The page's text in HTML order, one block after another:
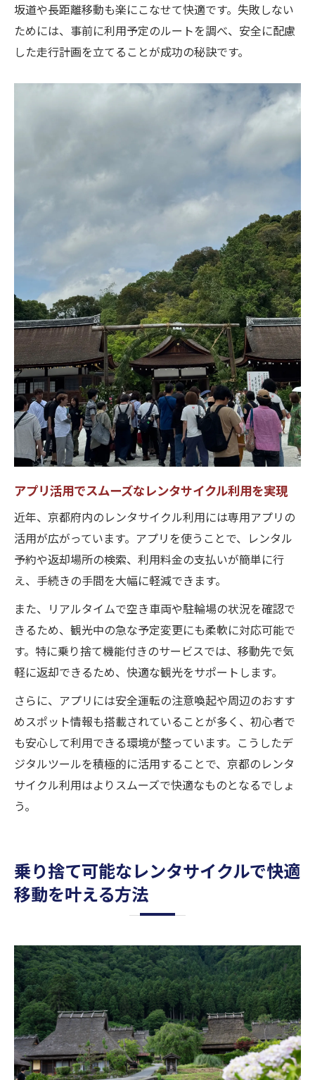
坂道や長距離移動も楽にこなせて快適です。失敗しない
ためには、事前に利用予定のルートを調べ、安全に配慮
した走行計画を立てることが成功の秘訣です。
アプリ活用でスムーズなレンタサイクル利用を実現
近年、京都府内のレンタサイクル利用には専用アプリの
活用が広がっています。アプリを使うことで、レンタル
予約や返却場所の検索、利用料金の支払いが簡単に行
え、手続きの手間を大幅に軽減できます。
また、リアルタイムで空き車両や駐輪場の状況を確認で
きるため、観光中の急な予定変更にも柔軟に対応可能で
す。特に乗り捨て機能付きのサービスでは、移動先で気
軽に返却できるため、快適な観光をサポートします。
さらに、アプリには安全運転の注意喚起や周辺のおすす
めスポット情報も搭載されていることが多く、初心者で
も安心して利用できる環境が整っています。こうしたデ
ジタルツールを積極的に活用することで、京都のレンタ
サイクル利用はよりスムーズで快適なものとなるでしょ
う。
乗り捨て可能なレンタサイクルで快適
移動を叶える方法